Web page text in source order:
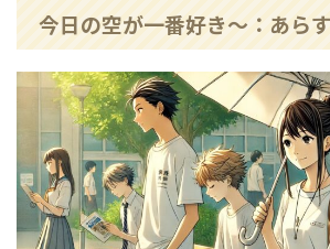
今日の空が一番好き～：あら